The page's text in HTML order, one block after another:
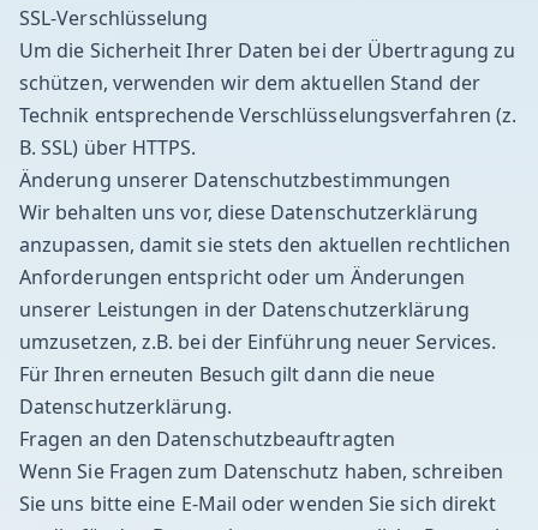
SSL-Verschlüsselung
Um die Sicherheit Ihrer Daten bei der Übertragung zu
schützen, verwenden wir dem aktuellen Stand der
Technik entsprechende Verschlüsselungsverfahren (z.
B. SSL) über HTTPS.
Änderung unserer Datenschutzbestimmungen
Wir behalten uns vor, diese Datenschutzerklärung
anzupassen, damit sie stets den aktuellen rechtlichen
Anforderungen entspricht oder um Änderungen
unserer Leistungen in der Datenschutzerklärung
umzusetzen, z.B. bei der Einführung neuer Services.
Für Ihren erneuten Besuch gilt dann die neue
Datenschutzerklärung.
Fragen an den Datenschutzbeauftragten
Wenn Sie Fragen zum Datenschutz haben, schreiben
Sie uns bitte eine E-Mail oder wenden Sie sich direkt